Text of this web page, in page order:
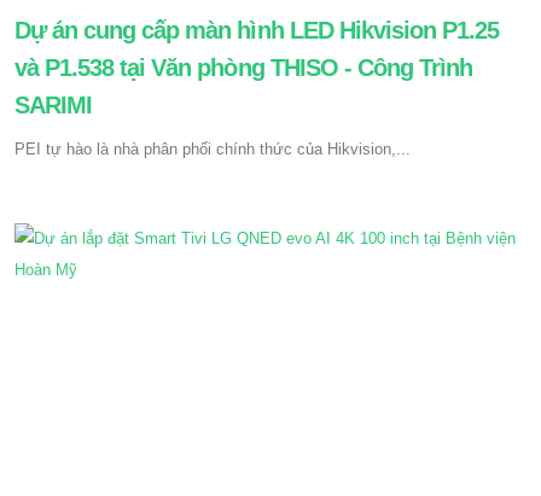
Dự án cung cấp màn hình LED Hikvision P1.25
và P1.538 tại Văn phòng THISO - Công Trình
SARIMI
PEI tự hào là nhà phân phối chính thức của Hikvision,...